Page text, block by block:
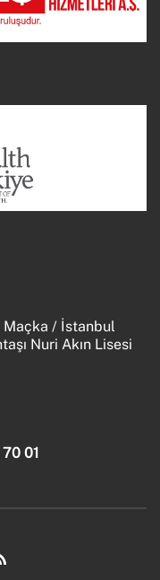
Maçka / İstanbul
Nuri Akın Lisesi
01